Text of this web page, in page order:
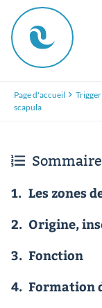
Page d'accueil
scapula
Sommaire
1. Les zones
2. Origine,
3. Fonction
4. Formation